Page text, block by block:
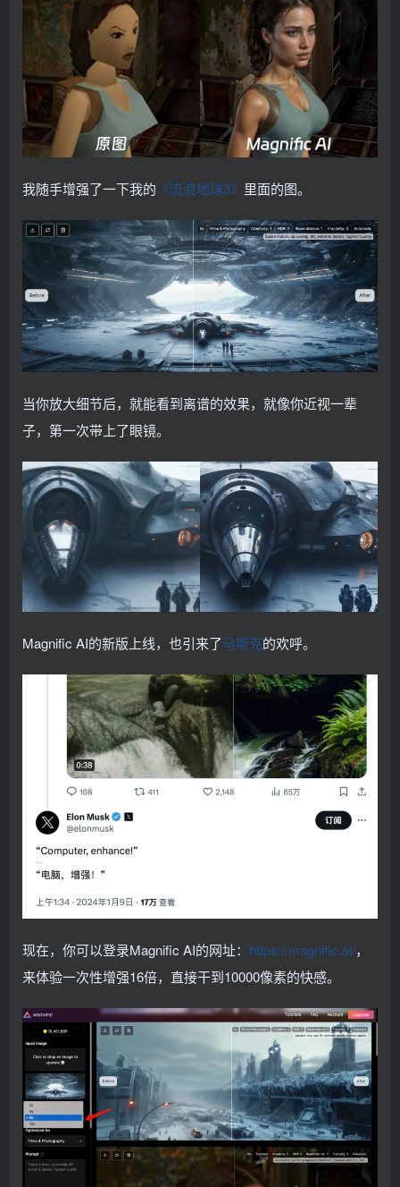
我随手增强了一下我的 《流浪地球3》 里面的图。
当你放大细节后，就能看到离谱的效果，就像你近视一辈
子，第一次带上了眼镜。
Magnific AI的新版上线，也引来了马斯克的欢呼。
现在，你可以登录Magnific AI的网址： https://magnific.ai/，
来体验一次性增强16倍，直接干到10000像素的快感。